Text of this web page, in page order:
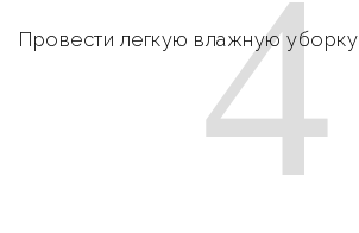
4
Провести легкую влажную уборку